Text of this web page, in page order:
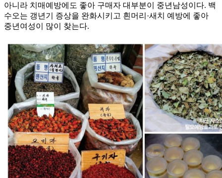
아니라 치매예방에도 좋아 구매자 대부분이 중년남성이다. 백
수오는 갱년기 증상을 완화시키고 흰머리·새치 예방에 좋아
중년여성이 많이 찾는다.